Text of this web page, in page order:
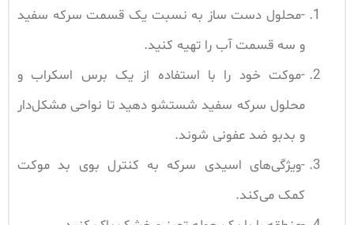
-محلول دست ساز به نسبت یک قسمت سرکه سفید
و سه قسمت آب را تهیه کنید.
-موکت خود را با استفاده از یک برس اسکراب و
محلول سرکه سفید شستشو دهید تا نواحی مشکل‌دار
و بدبو ضد عفونی شوند.
-ویژگی‌های اسیدی سرکه به کنترل بوی بد موکت
کمک می‌کند.